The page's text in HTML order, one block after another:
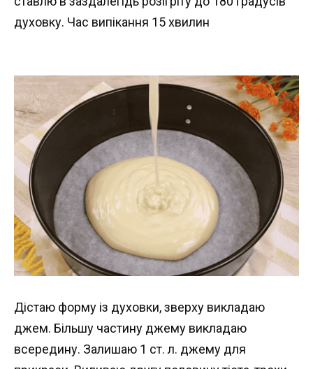
духовку. Час випікання 15 хвилин
Дістаю форму із духовки, зверху викладаю
джем. Більшу частину джему викладаю
всередину. Залишаю 1 ст. л. джему для